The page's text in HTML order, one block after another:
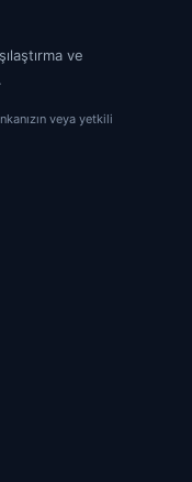
ve
veya yetkili